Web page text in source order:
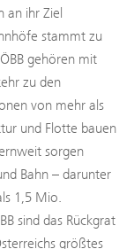
an ihr Ziel
stammt zu
gehören mit
zu den
von mehr als
und Flotte bauen
sorgen
Bahn – darunter
1,5 Mio.
sind das Rückgrat
größtes